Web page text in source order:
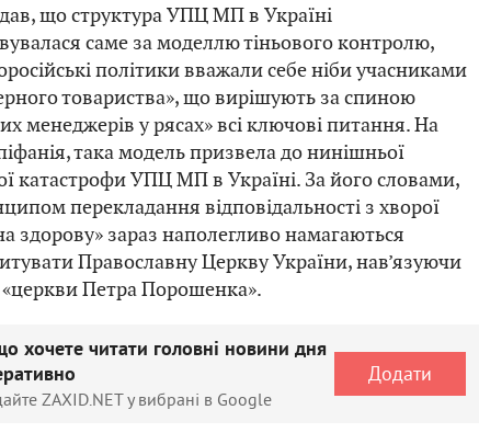
що структура УПЦ МП в Україні
саме за моделлю тіньового контролю,
політики вважали себе ніби учасниками
товариства», що вирішують за спиною
менеджерів у рясах» всі ключові питання. На
така модель призвела до нинішньої
катастрофи УПЦ МП в Україні. За його словами,
перекладання відповідальності з хворої
здорову» зараз наполегливо намагаються
Православну Церкву України, нав’язуючи
«церкви Петра Порошенка».
хочете читати головні новини дня
ZAXID.NET у вибрані в Google
Додати